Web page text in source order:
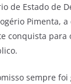
de Estado de
Pimenta,
conquista para
sempre